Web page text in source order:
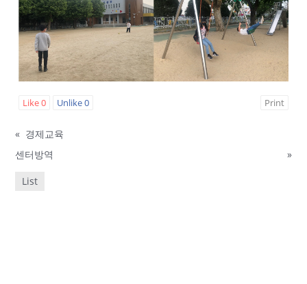
Like0 Unlike0 Print
« 경제교육
센터방역
»
List